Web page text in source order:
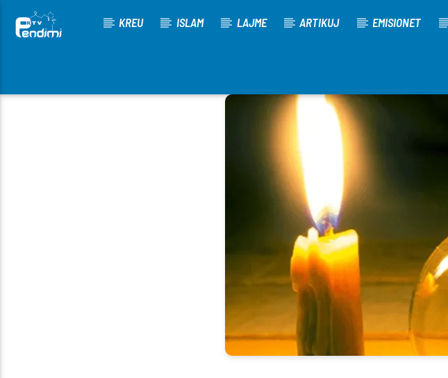
KREU ISLAM LAJME ARTIKUJ EMISIONET
[There are no radio stations in the database]